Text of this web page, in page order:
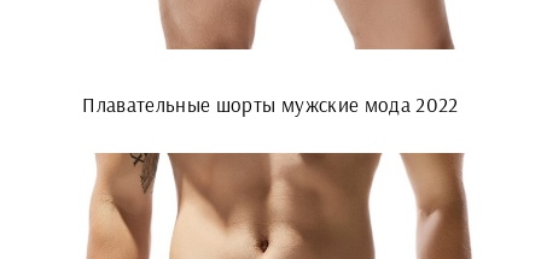
Плавательные шорты мужские мода 2022